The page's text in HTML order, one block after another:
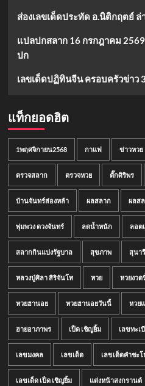
ส่องเลขเด็ดประทัด อ.นิติกฤตย์ ล่
แปลปกสลาก 16 กรกฎาคม
ปก
เลขเด็ดปฏิทินจีน ครอบครัวข่าว
แท็กยอดฮิต
1พฤศจิกายน2568 กาแฟ ข่าวหวย
ตรวจสลาก ตรวจหวย ตั๊กศิริพร
บ้านจันทร์ส่องหล้า ผลสลาก ผลส
พุ่มพวง ดวงจันทร์ ลดน้ำหนัก ลอต
สลากกินแบ่งรัฐบาล สุขภาพ สุนา
หลวงปู่ศิลา สิริจันโท หวย หวยงวด
หวยฮานอย หวยฮานอยวันนี้ หวย
ฮายอาภาพร เป็ด เชิญยิ้ม เลขทะเ
เลขมงคล เลขเด็ด เลขเด็ดคำชะ
เลขเด็ด เป็ด เชิญยิ้ม แต่งหน้าสงกรานต์